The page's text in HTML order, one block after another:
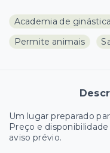
Academia de ginástica
Permite animais
Um lugar preparado
Preço e
aviso prévio.